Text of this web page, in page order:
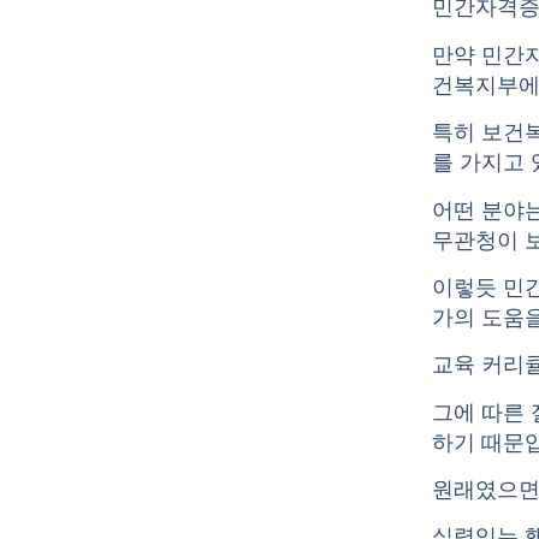
민간자격
만약 민간
건복지부
특히 보건
를 가지고
어떤 분야
무관청이
이렇듯 민
가의 도움
교육 커리
그에 따른
하기 때문
원래였으